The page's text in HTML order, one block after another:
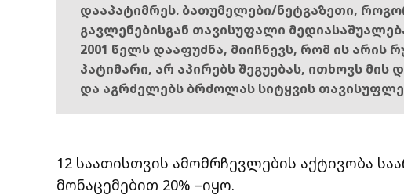
დააპატიმრეს. ბათუმელები/ნეტგაზეთი,
გავლენებისგან თავისუფალი
2001 წელს დააფუძნა, მიიჩნევს, რომ ის არის
პატიმარი, არ აპირებს შეგუებას, ითხოვს
და აგრძელებს ბრძოლას სიტყვის
12 საათისთვის ამომრჩევლების აქტივობა
მონაცემებით 20% –იყო.